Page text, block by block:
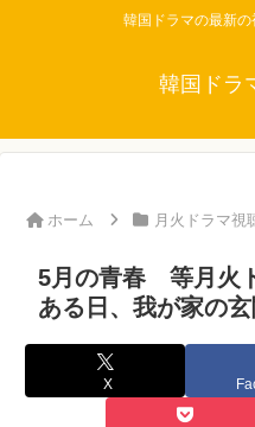
韓国ドラマの最新
韓国ドラ
ホーム 月火ドラマ視
5月の青春 等月火
ある日、我が家の
X